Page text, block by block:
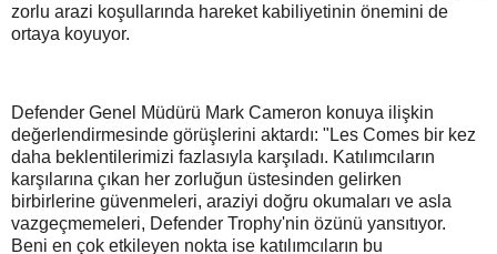
zorlu arazi koşullarında hareket kabiliyetinin önemini de
ortaya koyuyor.
Defender Genel Müdürü Mark Cameron konuya ilişkin
değerlendirmesinde görüşlerini aktardı: "Les Comes bir kez
daha beklentilerimizi fazlasıyla karşıladı. Katılımcıların
karşılarına çıkan her zorluğun üstesinden gelirken
birbirlerine güvenmeleri, araziyi doğru okumaları ve asla
vazgeçmemeleri, Defender Trophy'nin özünü yansıtıyor.
Beni en çok etkileyen nokta ise katılımcıların bu